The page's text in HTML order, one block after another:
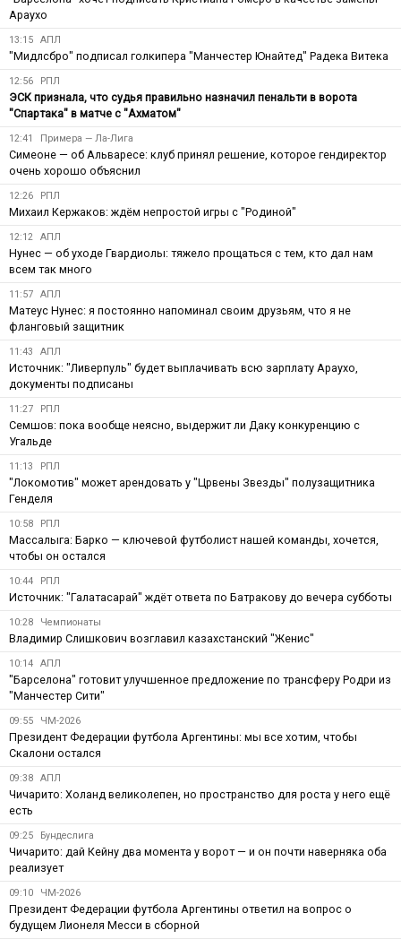
Араухо
13:15 АПЛ
"Мидлсбро" подписал голкипера "Манчестер Юнайтед" Радека Витека
12:56 РПЛ
ЭСК признала, что судья правильно назначил пенальти в ворота
"Спартака" в матче с "Ахматом"
12:41 Примера — Ла-Лига
Симеоне — об Альваресе: клуб принял решение, которое гендиректор
очень хорошо объяснил
12:26 РПЛ
Михаил Кержаков: ждём непростой игры с "Родиной"
12:12 АПЛ
Нунес — об уходе Гвардиолы: тяжело прощаться с тем, кто дал нам
всем так много
11:57 АПЛ
Матеус Нунес: я постоянно напоминал своим друзьям, что я не
фланговый защитник
11:43 АПЛ
Источник: "Ливерпуль" будет выплачивать всю зарплату Араухо,
документы подписаны
11:27 РПЛ
Семшов: пока вообще неясно, выдержит ли Даку конкуренцию с
Угальде
11:13 РПЛ
"Локомотив" может арендовать у "Црвены Звезды" полузащитника
Генделя
10:58 РПЛ
Массалыга: Барко — ключевой футболист нашей команды, хочется,
чтобы он остался
10:44 РПЛ
Источник: "Галатасарай" ждёт ответа по Батракову до вечера субботы
10:28 Чемпионаты
Владимир Слишкович возглавил казахстанский "Женис"
10:14 АПЛ
"Барселона" готовит улучшенное предложение по трансферу Родри из
"Манчестер Сити"
09:55 ЧМ-2026
Президент Федерации футбола Аргентины: мы все хотим, чтобы
Скалони остался
09:38 АПЛ
Чичарито: Холанд великолепен, но пространство для роста у него ещё
есть
09:25 Бундеслига
Чичарито: дай Кейну два момента у ворот — и он почти наверняка оба
реализует
09:10 ЧМ-2026
Президент Федерации футбола Аргентины ответил на вопрос о
будущем Лионеля Месси в сборной